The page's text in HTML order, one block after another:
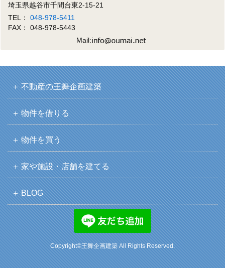
埼玉県越谷市千間台東2-15-21
TEL：048-978-5411
FAX： 048-978-5443
Mail:
不動産の王舞企画建築
物件を借りる
物件を買う
家や施設・店舗を建てる
BLOG
Copyright©王舞企画建築 All Rights Reserved.